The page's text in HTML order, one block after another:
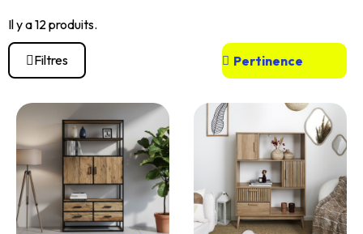
Il y a 12 produits.
Filtres